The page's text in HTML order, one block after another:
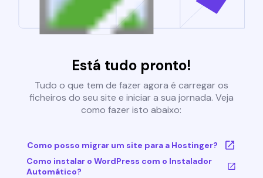
Está tudo pronto!
Tudo o que tem de fazer agora é carregar os
ficheiros do seu site e iniciar a sua jornada. Veja
como fazer isto abaixo:
Como posso migrar um site para a Hostinger?
Como instalar o WordPress com o Instalador
Automático?